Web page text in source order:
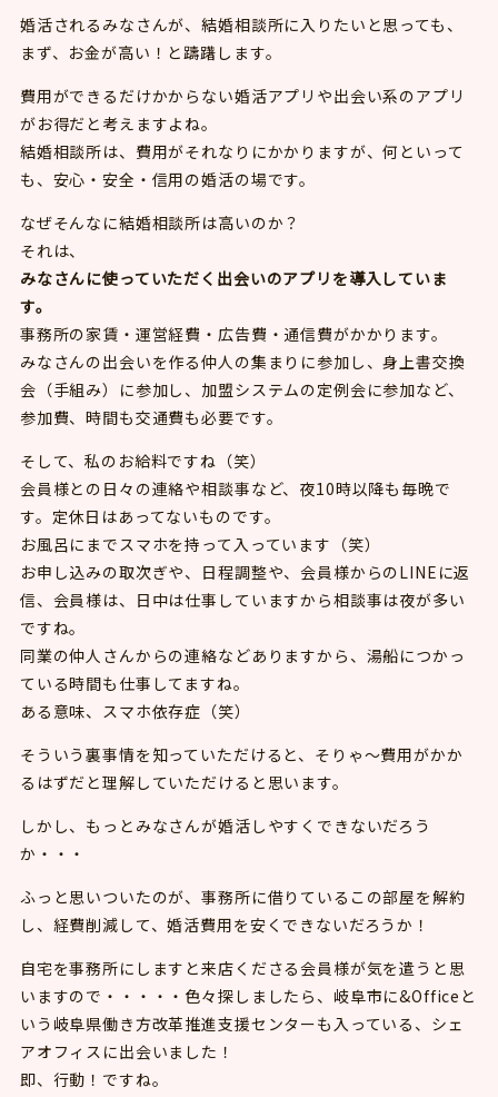
婚活されるみなさんが、結婚相談所に入りたいと思っても、
まず、お金が高い！と躊躇します。
費用ができるだけかからない婚活アプリや出会い系のアプリ
がお得だと考えますよね。
結婚相談所は、費用がそれなりにかかりますが、何といって
も、安心・安全・信用の婚活の場です。
なぜそんなに結婚相談所は高いのか？
それは、
みなさんに使っていただく出会いのアプリを導入していま
す。
事務所の家賃・運営経費・広告費・通信費がかかります。
みなさんの出会いを作る仲人の集まりに参加し、身上書交換
会（手組み）に参加し、加盟システムの定例会に参加など、
参加費、時間も交通費も必要です。
そして、私のお給料ですね（笑）
会員様との日々の連絡や相談事など、夜10時以降も毎晩で
す。定休日はあってないものです。
お風呂にまでスマホを持って入っています（笑）
お申し込みの取次ぎや、日程調整や、会員様からのLINEに返
信、会員様は、日中は仕事していますから相談事は夜が多い
ですね。
同業の仲人さんからの連絡などありますから、湯船につかっ
ている時間も仕事してますね。
ある意味、スマホ依存症（笑）
そういう裏事情を知っていただけると、そりゃ～費用がかか
るはずだと理解していただけると思います。
しかし、もっとみなさんが婚活しやすくできないだろう
か・・・
ふっと思いついたのが、事務所に借りているこの部屋を解約
し、経費削減して、婚活費用を安くできないだろうか！
自宅を事務所にしますと来店くださる会員様が気を遣うと思
いますので・・・・・色々探しましたら、岐阜市に&Officeと
いう岐阜県働き方改革推進支援センターも入っている、シェ
アオフィスに出会いました！
即、行動！ですね。